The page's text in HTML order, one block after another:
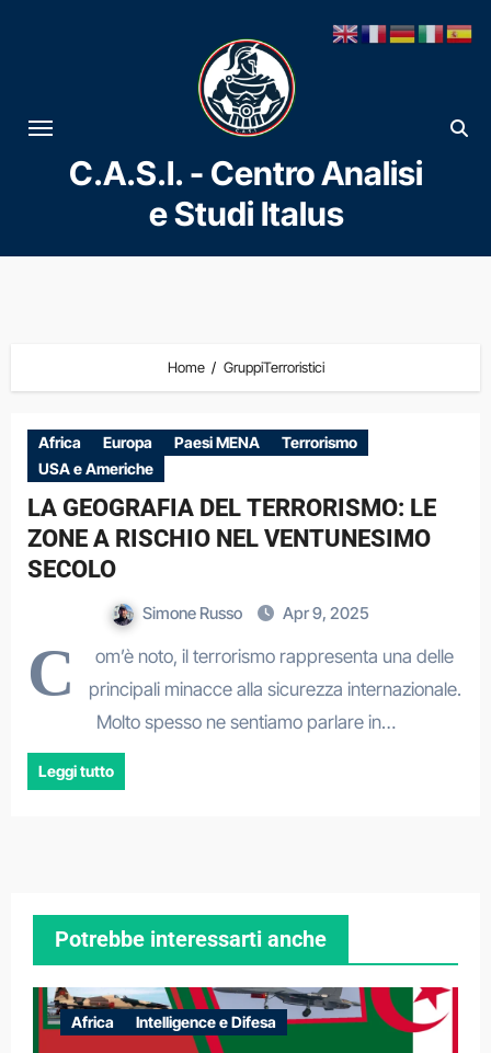
al
contenuto
C.A.S.I. - Centro Analisi
e Studi Italus
Home GruppiTerroristici
Africa Europa Paesi MENA
Terrorismo
USA e Americhe
LA GEOGRAFIA DEL TERRORISMO: LE
ZONE A RISCHIO NEL VENTUNESIMO
SECOLO
Simone Russo Apr 9, 2025
C
om’è noto, il terrorismo rappresenta una delle
principali minacce alla sicurezza internazionale.
Molto spesso ne sentiamo parlare in…
Leggi tutto
Potrebbe interessarti anche
Africa Intelligence e Difesa